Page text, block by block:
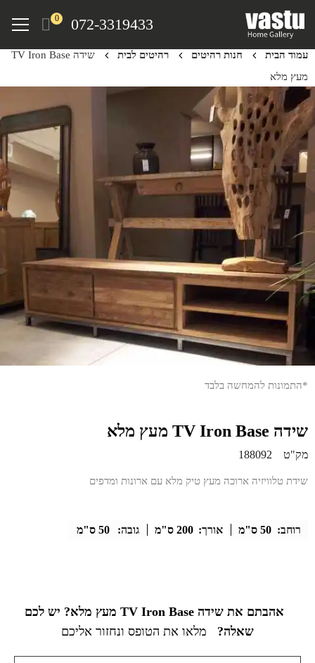
072-3319433
0
Menu
עמוד הבית חנות רהיטים רהיטים לבית
שידה TV Iron Base
מעץ מלא
*התמונות להמחשה בלבד
שידה TV Iron Base מעץ מלא
מק"ט 188092
שידת טלוויזיה ארוכה מעץ טיק מלא עם ארונות ומדפים
רוחב: 50 ס"מ אורך: 200 ס"מ גובה: 50 ס"מ
אהבתם את שידה TV Iron Base מעץ מלא? יש לכם
שאלה?
מלאו את הטופס ונחזור אליכם